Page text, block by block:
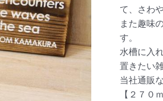
て、さわ
また趣味
す。
水槽に入
置きたい
当社通販
【２７０
わ
せ
て
さ
わ
や
か